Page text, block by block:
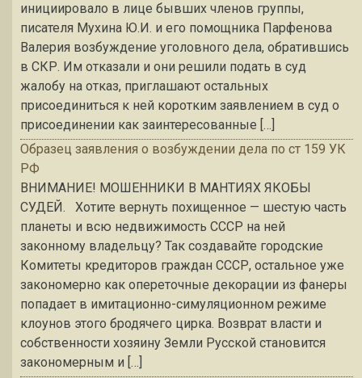
инициировало в лице бывших членов группы,
писателя Мухина Ю.И. и его помощника Парфенова
Валерия возбуждение уголовного дела, обратившись
в СКР. Им отказали и они решили подать в суд
жалобу на отказ, приглашают остальных
присоединиться к ней коротким заявлением в суд о
присоединении как заинтересованные […]
Образец заявления о возбуждении дела по ст 159 УК
РФ
ВНИМАНИЕ! МОШЕННИКИ В МАНТИЯХ ЯКОБЫ
СУДЕЙ. Хотите вернуть похищенное — шестую часть
планеты и всю недвижимость СССР на ней
законному владельцу? Так создавайте городские
Комитеты кредиторов граждан СССР, остальное уже
закономерно как опереточные декорации из фанеры
попадает в имитационно-симуляционном режиме
клоунов этого бродячего цирка. Возврат власти и
собственности хозяину Земли Русской становится
закономерным и […]